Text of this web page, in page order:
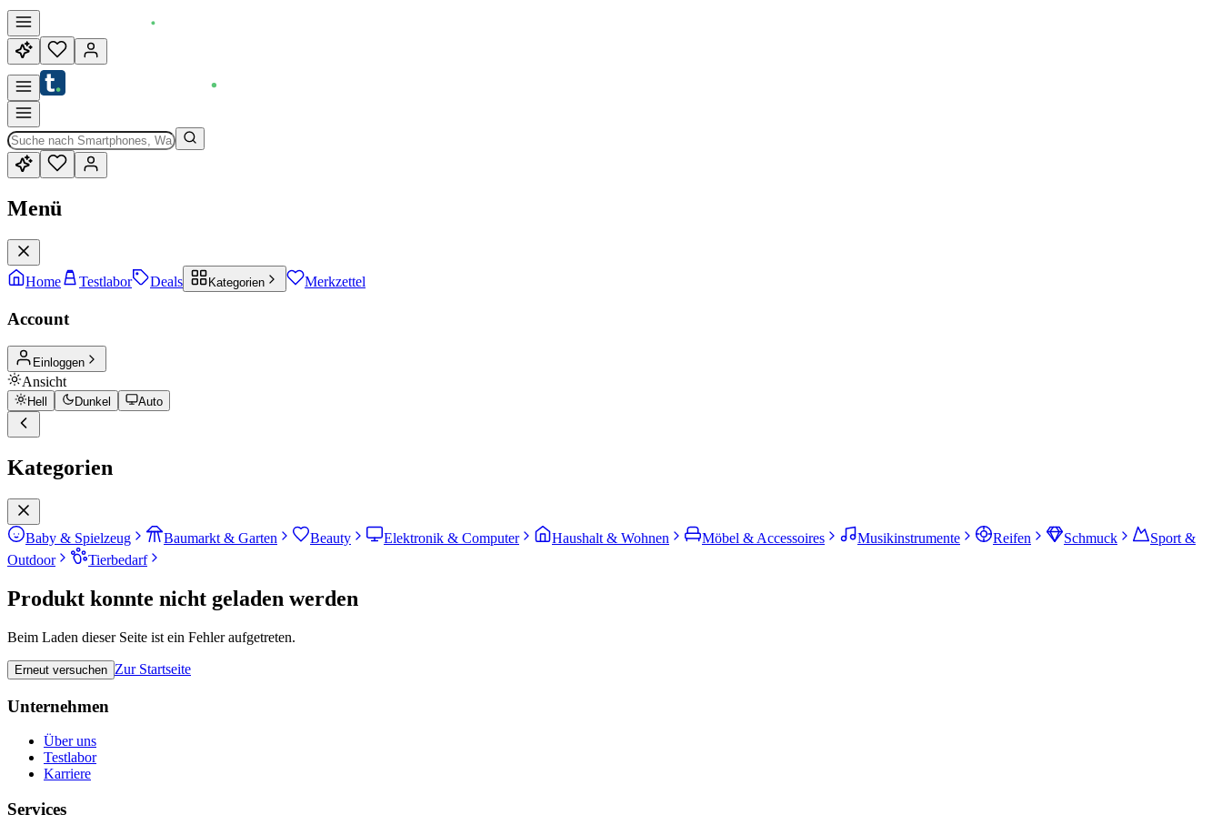
Menü
Home Testlabor Deals Kategorien Merkzettel
Account
Einloggen
Ansicht
Hell Dunkel Auto
Kategorien
Baby & Spielzeug Baumarkt & Garten Beauty Elektronik & Computer Haushalt & Wohnen Möbel & Accessoires Musikinstrumente Reifen Schmuck
Sport &
Outdoor
Tierbedarf
Produkt konnte nicht geladen werden
Beim Laden dieser Seite ist ein Fehler aufgetreten.
Erneut versuchen Zur Startseite
Unternehmen
Über uns
Testlabor
Karriere
Services